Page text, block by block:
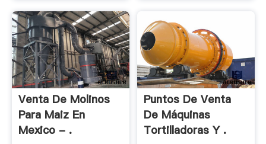
Venta De Molinos
Para Maiz En
Mexico - .
Puntos De Venta
De Máquinas
Tortilladoras Y .